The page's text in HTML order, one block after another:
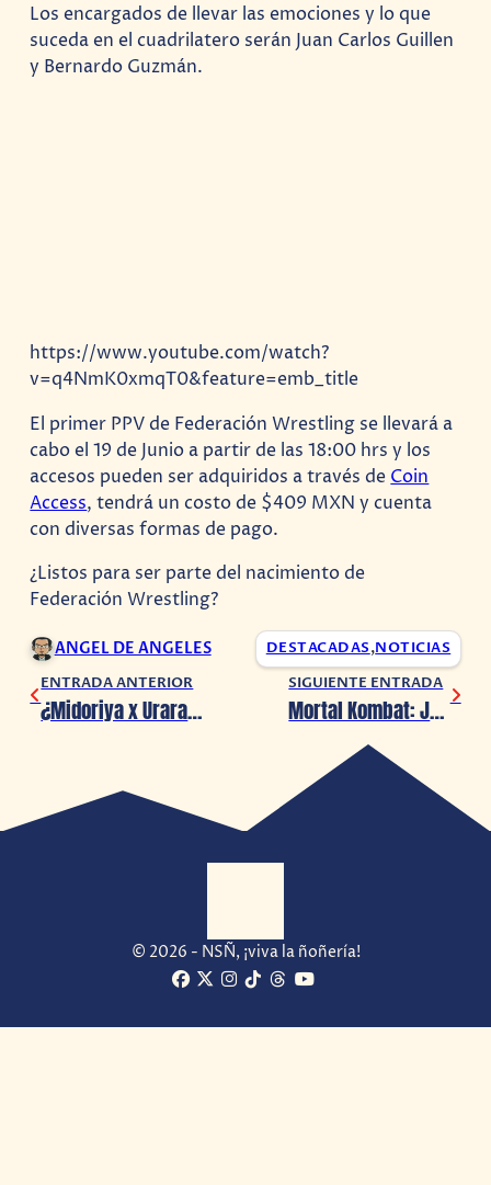
Los encargados de llevar las emociones y lo que
suceda en el cuadrilatero serán Juan Carlos Guillen
y Bernardo Guzmán.
https://www.youtube.com/watch?
v=q4NmK0xmqT0&feature=emb_title
El primer PPV de Federación Wrestling se llevará a
cabo el 19 de Junio a partir de las 18:00 hrs y los
accesos pueden ser adquiridos a través de Coin
Access, tendrá un costo de $409 MXN y cuenta
con diversas formas de pago.
¿Listos para ser parte del nacimiento de
Federación Wrestling?
ANGEL DE ANGELES DESTACADAS,NOTICIAS
ENTRADA ANTERIOR
¿Midoriya x Uraraka oficial? Horikoshi nos habla de este ship…
SIGUIENTE ENTRADA
Mortal Kombat: Joe Taslim tiene contrato para seguir interpretando a Sub-zero
© 2026 - NSÑ, ¡viva la ñoñería!